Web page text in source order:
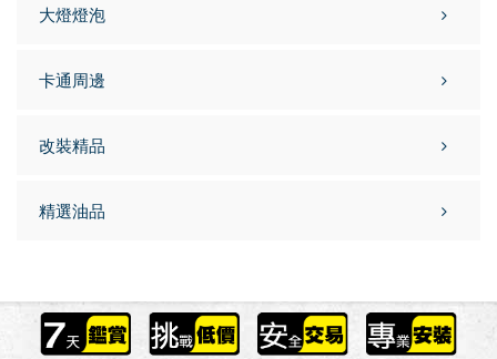
大燈燈泡
卡通周邊
改裝精品
精選油品